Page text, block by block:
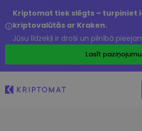
Kriptomat tiek slēgts – turpiniet
kriptovalūtās ar Kraken.
Jūsu līdzekļi ir droši un pilnībā
Lasīt paziņojumu